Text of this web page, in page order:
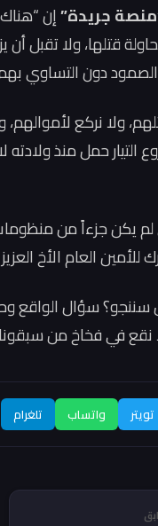
جريدة”إن
قتلها، ولا تقبل
دون التساوي
ولا نركع
حمل منذ ولادته
لم يكن جزءاً من
للأمين العام الأخ
سؤال الواقع
لا نقع في فخاخ من
تويتر واتساب تلغرام